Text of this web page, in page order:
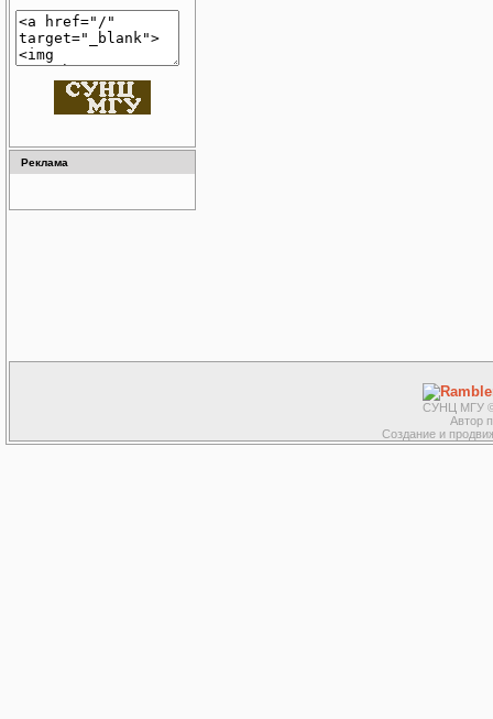
Реклама
СУНЦ МГУ ©
Автор
Создание и